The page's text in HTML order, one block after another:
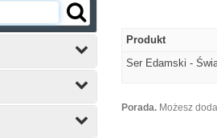
Produkt
Ser Edamski -
Porada. Możesz